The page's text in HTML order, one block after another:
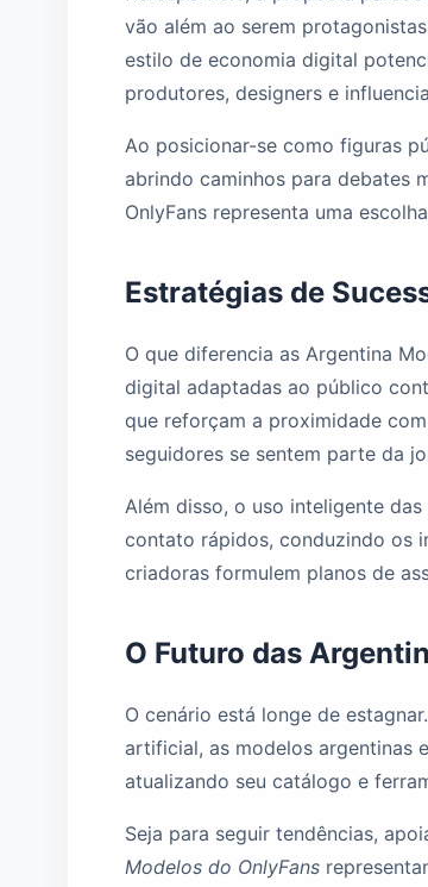
vão além ao serem
estilo de economia digital
produtores, designers e
Ao posicionar-se como figuras
abrindo caminhos para debates
OnlyFans representa uma
Estratégias de
O que diferencia as Argentina
digital adaptadas ao público
que reforçam a proximidade
seguidores se sentem parte da
Além disso, o uso inteligente
contato rápidos, conduzindo os
criadoras formulem planos de
O Futuro das
O cenário está longe de
artificial, as modelos argentinas
atualizando seu catálogo e
Seja para seguir tendências,
Modelos do OnlyFans